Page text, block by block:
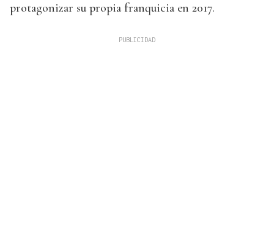
protagonizar su propia franquicia en 2017.